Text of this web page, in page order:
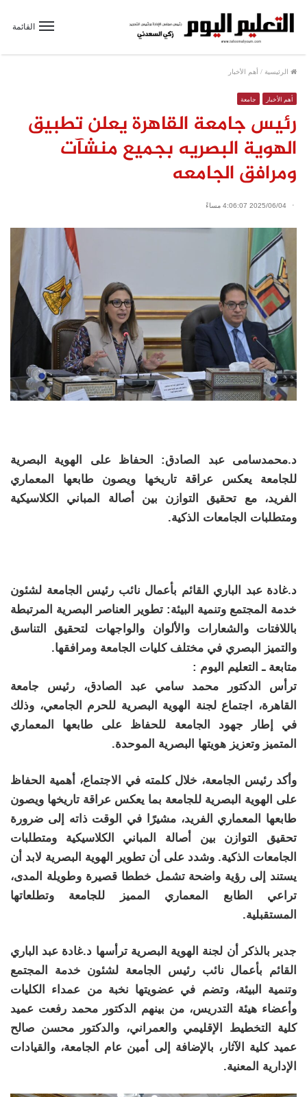
القائمة
الرئيسية / أهم الأخبار
أهم الأخبار جامعة
رئيس جامعة القاهرة يعلن تطبيق
الهوية البصريه بجميع منشآت
ومرافق الجامعه
2025/06/04 4:06:07 مساءً
د.محمدسامى عبد الصادق: الحفاظ على الهوية البصرية
للجامعة يعكس عراقة تاريخها ويصون طابعها المعماري
الفريد، مع تحقيق التوازن بين أصالة المباني الكلاسيكية
ومتطلبات الجامعات الذكية.
د.غادة عبد الباري القائم بأعمال نائب رئيس الجامعة لشئون
خدمة المجتمع وتنمية البيئة: تطوير العناصر البصرية المرتبطة
باللافتات والشعارات والألوان والواجهات لتحقيق التناسق
والتميز البصري في مختلف كليات الجامعة ومرافقها.
متابعة ـ التعليم اليوم :
ترأس الدكتور محمد سامي عبد الصادق، رئيس جامعة
القاهرة، اجتماع لجنة الهوية البصرية للحرم الجامعي، وذلك
في إطار جهود الجامعة للحفاظ على طابعها المعماري
المتميز وتعزيز هويتها البصرية الموحدة.
وأكد رئيس الجامعة، خلال كلمته في الاجتماع، أهمية الحفاظ
على الهوية البصرية للجامعة بما يعكس عراقة تاريخها ويصون
طابعها المعماري الفريد، مشيرًا في الوقت ذاته إلى ضرورة
تحقيق التوازن بين أصالة المباني الكلاسيكية ومتطلبات
الجامعات الذكية. وشدد على أن تطوير الهوية البصرية لابد أن
يستند إلى رؤية واضحة تشمل خططا قصيرة وطويلة المدى،
تراعي الطابع المعماري المميز للجامعة وتطلعاتها
المستقبلية.
جدير بالذكر أن لجنة الهوية البصرية ترأسها د.غادة عبد الباري
القائم بأعمال نائب رئيس الجامعة لشئون خدمة المجتمع
وتنمية البيئة، وتضم في عضويتها نخبة من عمداء الكليات
وأعضاء هيئة التدريس، من بينهم الدكتور محمد رفعت عميد
كلية التخطيط الإقليمي والعمراني، والدكتور محسن صالح
عميد كلية الآثار، بالإضافة إلى أمين عام الجامعة، والقيادات
الإدارية المعنية.